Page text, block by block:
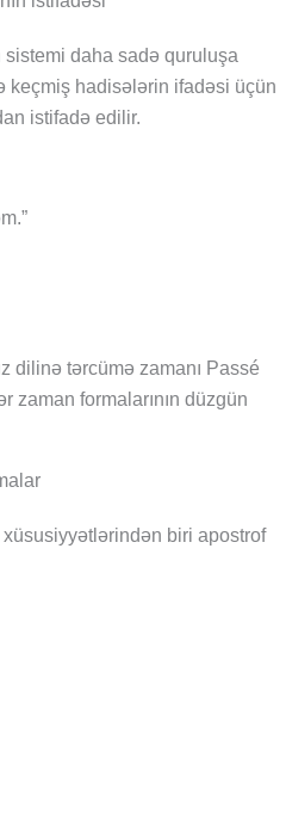
daha sadə quruluşa
keçmiş hadisələrin ifadəsi üçün
istifadə edilir.
dilinə tərcümə zamanı Passé
zaman formalarının düzgün
biri apostrof